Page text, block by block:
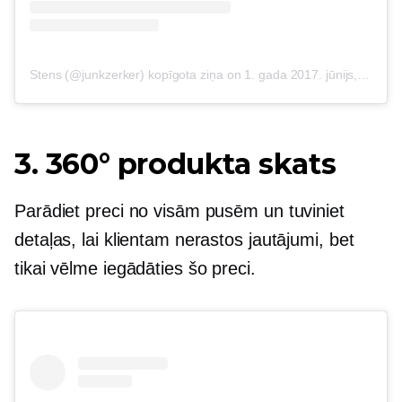
Stens (@junkzerker) kopīgota ziņaon 1. gada 2017. jūnijs, plkst. 10:01 PDT
3. 360° produkta skats
Parādiet preci no visām pusēm un tuviniet
detaļas, lai klientam nerastos jautājumi, bet
tikai vēlme iegādāties šo preci.